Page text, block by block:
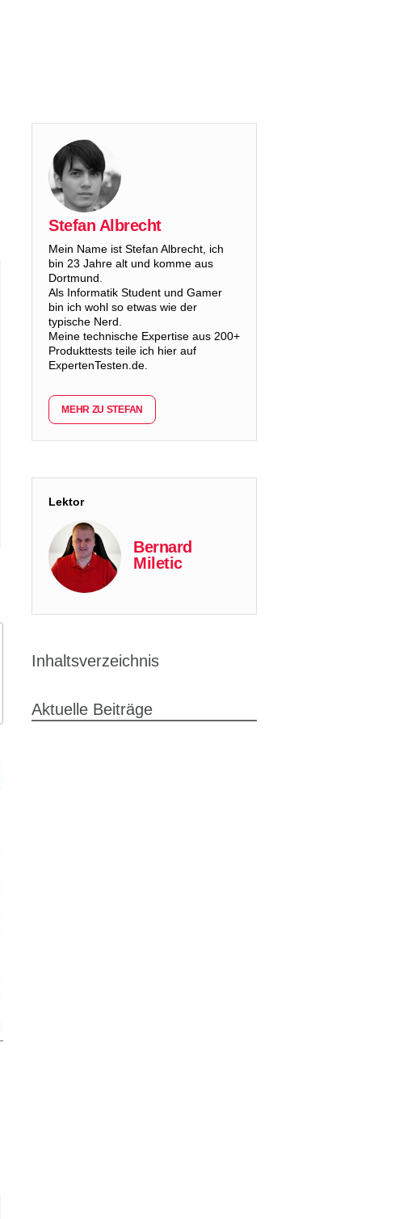
Stefan Albrecht
Mein Name ist Stefan Albrecht, ich
bin 23 Jahre alt und komme aus
Dortmund.
Als Informatik Student und Gamer
bin ich wohl so etwas wie der
typische Nerd.
Meine technische Expertise aus 200+
Produkttests teile ich hier auf
ExpertenTesten.de.
MEHR ZU STEFAN
Lektor
Bernard
Miletic
Inhaltsverzeichnis
Aktuelle Beiträge